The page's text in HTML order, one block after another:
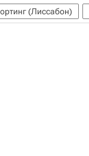
(Лиссабон)